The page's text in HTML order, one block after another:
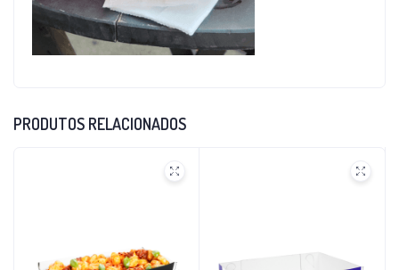
PRODUTOS RELACIONADOS